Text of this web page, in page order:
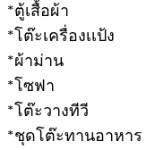
*ตู้เสื้อผ้า
*โต๊ะเครื่องเเป้ง
*ผ้าม่าน
*โซฟา
*โต๊ะวางทีวี
*ชุดโต๊ะทานอาหาร